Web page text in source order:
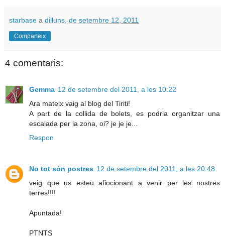
starbase a dilluns, de setembre 12, 2011
Comparteix
4 comentaris:
Gemma 12 de setembre del 2011, a les 10:22
Ara mateix vaig al blog del Tiriti!
A part de la collida de bolets, es podria organitzar una
escalada per la zona, oi? je je je...
Respon
No tot són postres 12 de setembre del 2011, a les 20:48
veig que us esteu afiocionant a venir per les nostres
terres!!!!
Apuntada!
PTNTS